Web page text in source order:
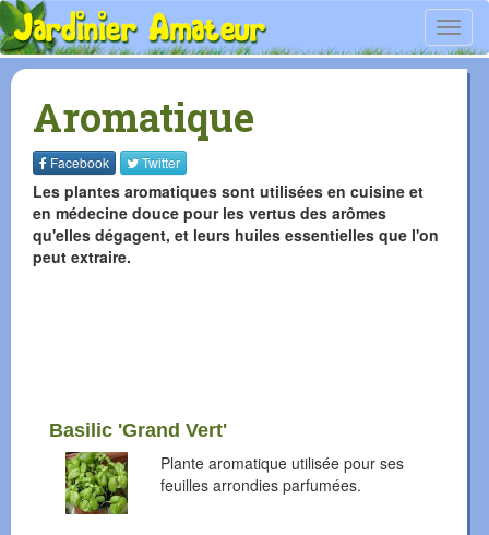
Aromatique
Facebook Twitter
Les plantes aromatiques sont utilisées en cuisine et
en médecine douce pour les vertus des arômes
qu'elles dégagent, et leurs huiles essentielles que l'on
peut extraire.
Basilic 'Grand Vert'
Plante aromatique utilisée pour ses
feuilles arrondies parfumées.